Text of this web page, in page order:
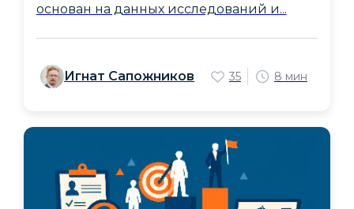
основан на данных исследований и...
Игнат Сапожников 35 8 мин